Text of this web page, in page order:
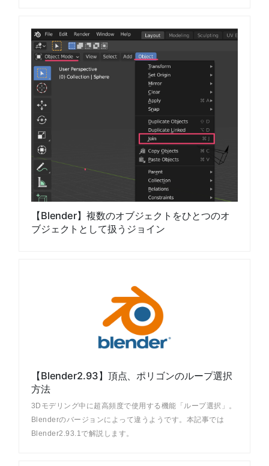
【Blender】複数のオブジェクトをひとつのオ
ブジェクトとして扱うジョイン
【Blender2.93】頂点、ポリゴンのループ選択
方法
3Dモデリング中に超高頻度で使用する機能「ループ選択」。
Blenderのバージョンによって違うようです。本記事では
Blender2.93.1で解説します。